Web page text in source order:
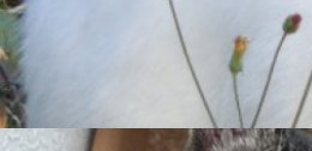
Rasse/ Mix
Miniatur Bullterrier
Tierart
Geschlecht
Eignung
für